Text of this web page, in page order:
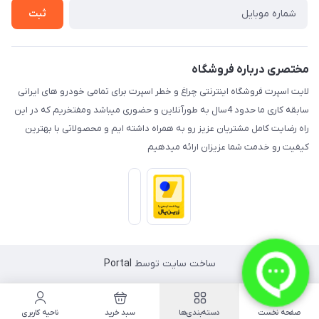
ثبت
مختصری درباره فروشگاه
لایت اسپرت فروشگاه اینترنتی چراغ و خطر اسپرت برای تمامی خودرو های ایرانی
سابقه کاری ما حدود 4سال به طورآنلاین و حضوری میباشد ومفتخریم که در این
راه رضایت کامل مشتریان عزیز رو به همراه داشته ایم و محصولاتی با بهترین
کیفیت رو خدمت شما عزیزان ارائه میدهیم
ساخت سایت توسط Portal
صفحه نخست دسته‌بندی‌ها سبد خرید ناحیه کاربری